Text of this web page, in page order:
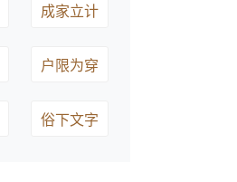
成家立计
户限为穿
俗下文字